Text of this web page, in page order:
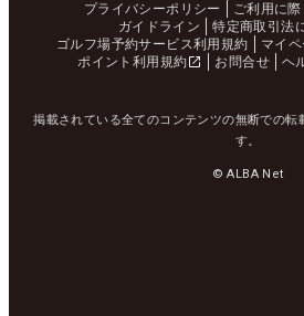
プライバシーポリシー
ご利用に際
ガイドライン
特定商取引法
ゴルフ場予約サービス利用規約
マイ
ポイント利用規約
お問合せ ヘ
掲載されている全てのコンテンツの無断での転
す。
© ALBA Net